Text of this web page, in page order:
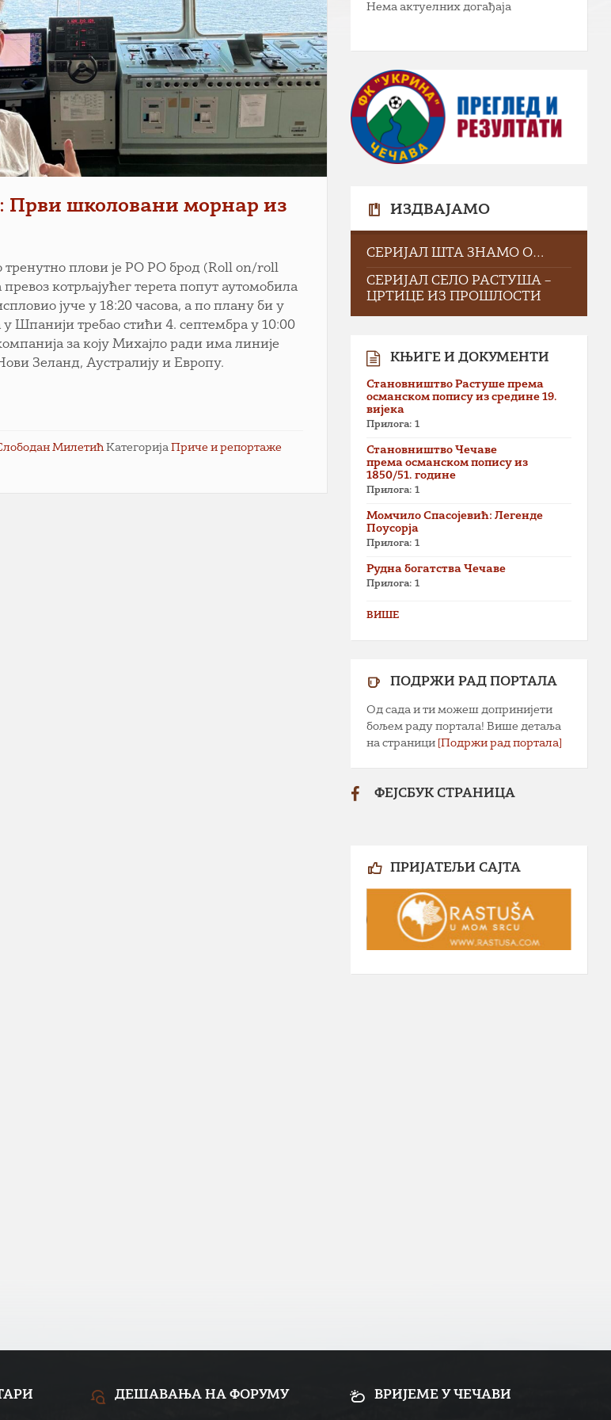
Први школовани морнар из
тренутно плови је РО РО брод (Roll on/roll
котрљајућег терета попут аутомобила
јуче у 18:20 часова, а по плану би у
Шпанији требао стићи 4. септембра у 10:00
за коју Михајло ради има линије
Зеланд, Аустралију и Европу.
Милетић КатегоријаПриче и репортаже
Нема актуелних догађаја
ИЗДВАЈАМО
СЕРИЈАЛ ШТА ЗНАМО О…
СЕРИЈАЛ СЕЛО РАСТУША –
ЦРТИЦЕ ИЗ ПРОШЛОСТИ
КЊИГЕ И ДОКУМЕНТИ
Становништво Растуше према
османском попису из средине 19.
вијека
Прилога: 1
Становништво Чечаве
према османском попису из
1850/51. године
Прилога: 1
Момчило Спасојевић: Легенде
Поусорја
Прилога: 1
Рудна богатства Чечаве
Прилога: 1
ВИШЕ
ПОДРЖИ РАД ПОРТАЛА
Од сада и ти можеш допринијети
бољем раду портала! Више детаља
на страници [Подржи рад портала]
ФЕЈСБУК СТРАНИЦА
ПРИЈАТЕЉИ САЈТА
ДЕШАВАЊА НА ФОРУМУ ВРИЈЕМЕ У ЧЕЧАВИ